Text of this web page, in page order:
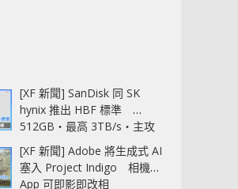
[XF 新聞] SanDisk 同 SK
hynix 推出 HBF 標準
512GB‧最高 3TB/s‧主攻
AI 記憶體
[XF 新聞] Adobe 將生成式 AI
塞入 Project Indigo 相機
App 可即影即改相